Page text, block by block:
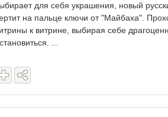
для себя украшения, новый
на пальце ключи от "Майбаха".
к витрине, выбирая себе
...